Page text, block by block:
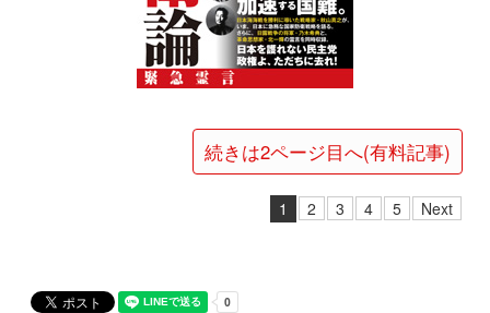
続きは2ページ目へ(有料記事)
1 2 3 4 5 Next